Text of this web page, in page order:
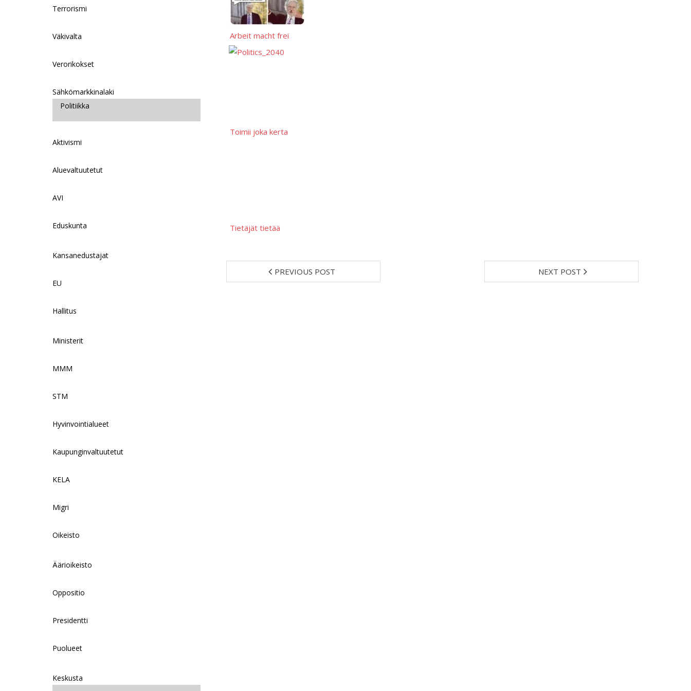
Arbeit macht frei
Toimii joka kerta
Tietäjät tietää
PREVIOUS POST NEXT POST
Terrorismi
Väkivalta
Verorikokset
Sähkömarkkinalaki
Politiikka
Aktivismi
Aluevaltuutetut
AVI
Eduskunta
Kansanedustajat
EU
Hallitus
Ministerit
MMM
STM
Hyvinvointialueet
Kaupunginvaltuutetut
KELA
Migri
Oikeisto
Äärioikeisto
Oppositio
Presidentti
Puolueet
Keskusta